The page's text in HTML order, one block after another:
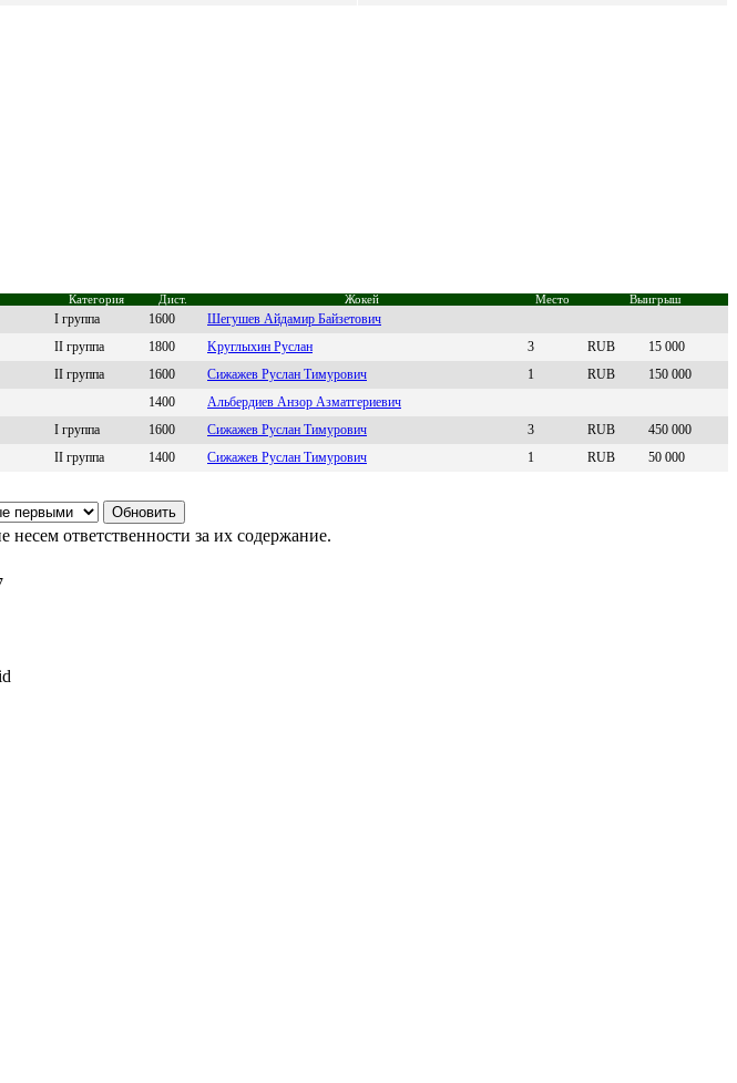
Категория Дист. Жокей Место Выигрыш
I группа 1600
Шeгушeв Айдaмир Бaйзeтович
II группа 1800 Kруглыхин Руслaн 3 RUB
15 000
II группа 1600 Сижажeв Pуслан Тимурович 1 RUB
150 000
1400
Aльбeрдиeв Aнзор Aзмaтгeриeвич
I группа 1600 Сижaжев Pуcлaн Tимуpoвич 3 RUB
450 000
II группа 1400 Cижажев Руcлан Tимуpoвич 1 RUB 50 000
ответственности за их содержание.